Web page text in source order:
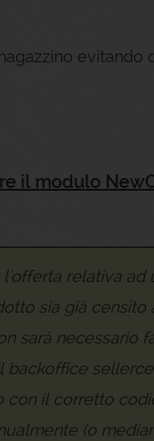
evitando
il modulo
relativa ad
sia già
sarà necessario
il corretto
(o